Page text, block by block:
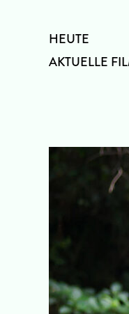
HEUTE
AKTUELLE